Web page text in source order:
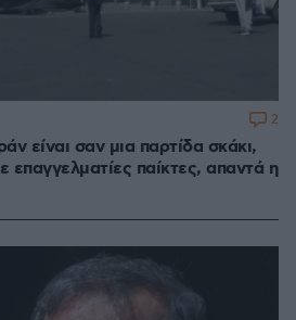
είναι σαν μια παρτίδα σκάκι,
επαγγελματίες παίκτες, απαντά η
2